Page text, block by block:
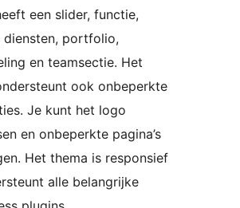
een slider, functie,
diensten, portfolio,
en teamsectie. Het
ook onbeperkte
Je kunt het logo
en onbeperkte pagina’s
Het thema is responsief
alle belangrijke